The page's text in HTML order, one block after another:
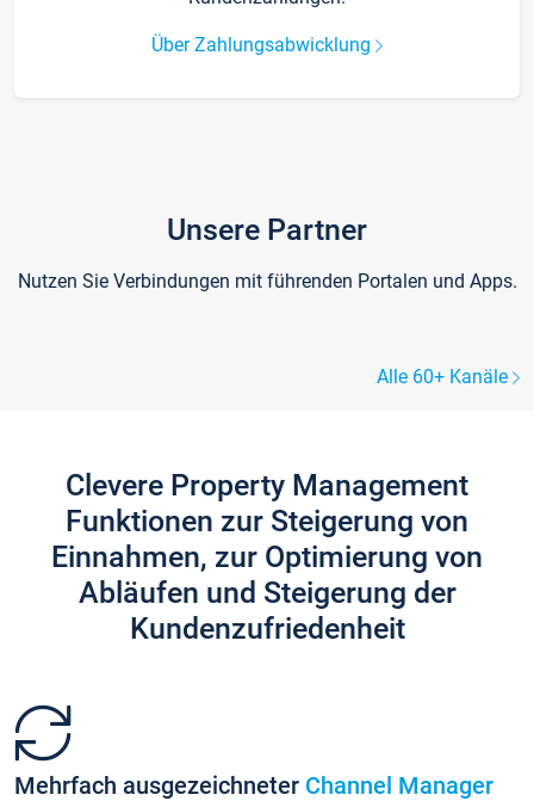
Über Zahlungsabwicklung
Unsere Partner
Nutzen Sie Verbindungen mit führenden Portalen und Apps.
Alle 60+ Kanäle
Clevere Property Management
Funktionen zur Steigerung von
Einnahmen, zur Optimierung von
Abläufen und Steigerung der
Kundenzufriedenheit
Mehrfach ausgezeichneter Channel Manager